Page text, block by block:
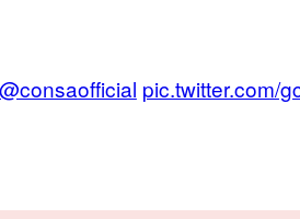
@consaofficial pic.twitter.com/